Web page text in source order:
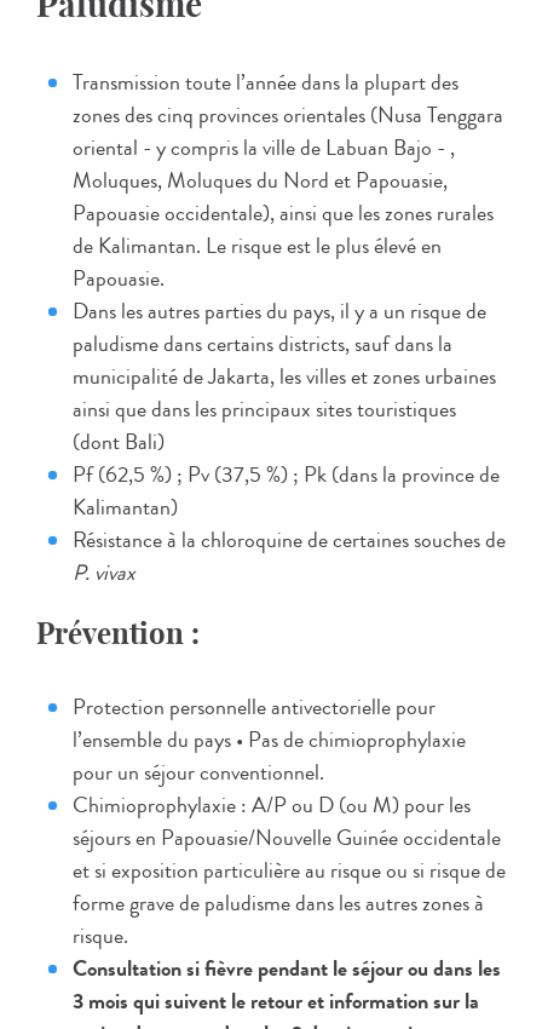
Transmission toute l’année dans la plupart des
zones des cinq provinces orientales (Nusa Tenggara
oriental - y compris la ville de Labuan Bajo - ,
Moluques, Moluques du Nord et Papouasie,
Papouasie occidentale), ainsi que les zones rurales
de Kalimantan. Le risque est le plus élevé en
Papouasie.
Dans les autres parties du pays, il y a un risque de
paludisme dans certains districts, sauf dans la
municipalité de Jakarta, les villes et zones urbaines
ainsi que dans les principaux sites touristiques
(dont Bali)
Pf (62,5 %) ; Pv (37,5 %) ; Pk (dans la province de
Kalimantan)
Résistance à la chloroquine de certaines souches de
P. vivax
Prévention :
Protection personnelle antivectorielle pour
l’ensemble du pays • Pas de chimioprophylaxie
pour un séjour conventionnel.
Chimioprophylaxie : A/P ou D (ou M) pour les
séjours en Papouasie/Nouvelle Guinée occidentale
et si exposition particulière au risque ou si risque de
forme grave de paludisme dans les autres zones à
risque.
Consultation si fièvre pendant le séjour ou dans les
3 mois qui suivent le retour et information sur la